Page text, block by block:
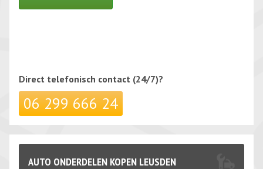
Direct telefonisch contact (24/7)?
06 299 666 24
AUTO ONDERDELEN KOPEN LEUSDEN